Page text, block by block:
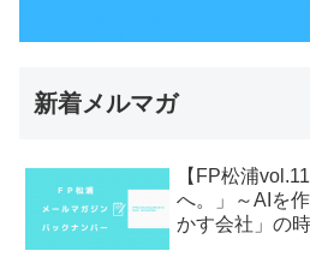
新着メルマガ
【FP松浦
へ。」～AIを
かす会社」の